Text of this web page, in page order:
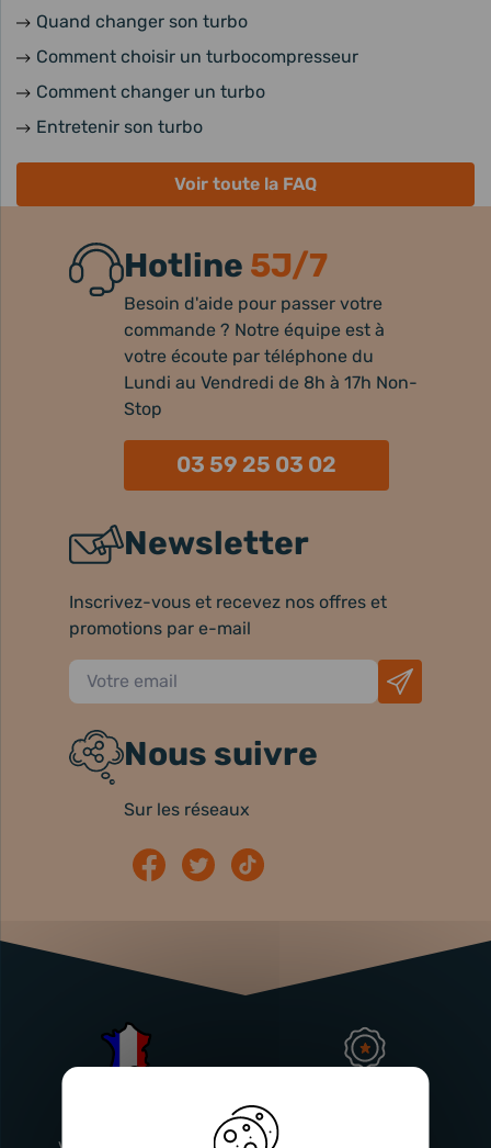
Quand changer son turbo
Comment choisir un turbocompresseur
Comment changer un turbo
Entretenir son turbo
Voir toute la FAQ
Hotline 5J/7
Besoin d'aide pour passer votre
commande ? Notre équipe est à
votre écoute par téléphone du
Lundi au Vendredi de 8h à 17h Non-
Stop
03 59 25 03 02
Newsletter
Inscrivez-vous et recevez nos offres et
promotions par e-mail
Nous suivre
Sur les réseaux